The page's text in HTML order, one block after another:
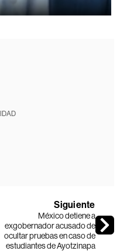
Siguiente
México detiene a
exgobernador acusado de
ocultar pruebas en caso de
estudiantes de Ayotzinapa